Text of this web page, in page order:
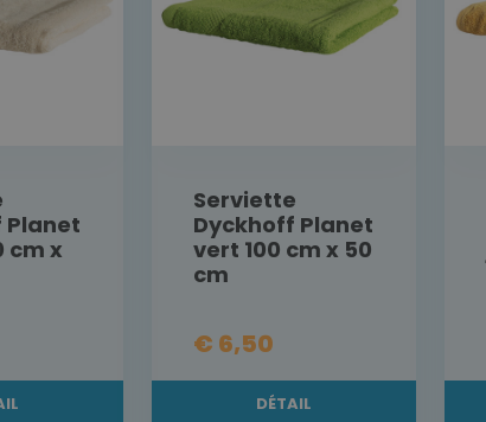
Planet
cm x
Serviette
Dyckhoff Planet
vert 100 cm x 50
cm
€ 6,50
DÉTAIL